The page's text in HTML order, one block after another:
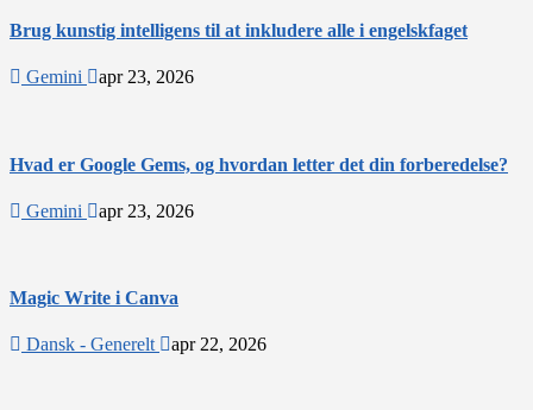
Brug kunstig intelligens til at inkludere alle i engelskfaget
Gemini apr 23, 2026
Hvad er Google Gems, og hvordan letter det din forberedelse?
Gemini apr 23, 2026
Magic Write i Canva
Dansk - Generelt apr 22, 2026